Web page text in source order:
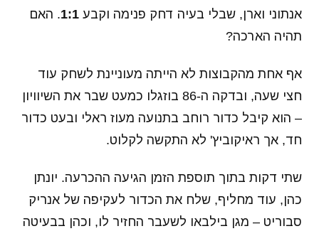
אנתוני וארן, שבלי בעיה דחק פנימה וקבע 1:1. האם
תהיה הארכה?
אף אחת מהקבוצות לא הייתה מעוניינת לשחק עוד
חצי שעה, ובדקה ה-86 בוזגלו כמעט שבר את השיוויון
– הוא קיבל כדור רוחב בתנועה מעוז ראלי ובעט כדור
חד, אך ראיקוביץ' לא התקשה לקלוט.
שתי דקות בתוך תוספת הזמן הגיעה ההכרעה. יונתן
כהן, עוד מחליף, שלח את הכדור לעקיפה של אנריק
סבוריט – מגן בילבאו לשעבר החזיר לו, וכהן בבעיטה